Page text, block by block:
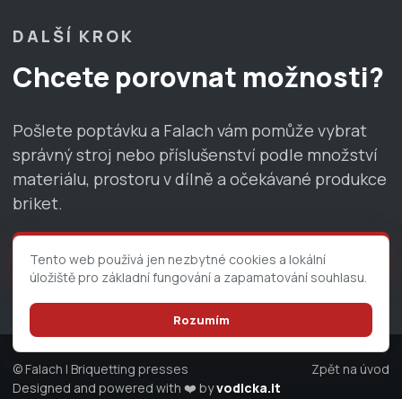
DALŠÍ KROK
Chcete porovnat možnosti?
Pošlete poptávku a Falach vám pomůže vybrat
správný stroj nebo příslušenství podle množství
materiálu, prostoru v dílně a očekávané produkce
briket.
Nezávazná poptávka
© Falach | Briquetting presses
Zpět na úvod
Designed and powered with ❤️ byvodicka.it
Tento web používá jen nezbytné cookies a lokální
úložiště pro základní fungování a zapamatování souhlasu.
Rozumím